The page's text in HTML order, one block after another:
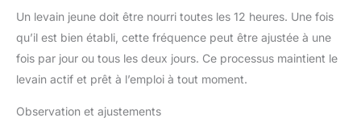
Un levain jeune doit être nourri toutes les 12 heures. Une fois
qu’il est bien établi, cette fréquence peut être ajustée à une
fois par jour ou tous les deux jours. Ce processus maintient le
levain actif et prêt à l’emploi à tout moment.
Observation et ajustements